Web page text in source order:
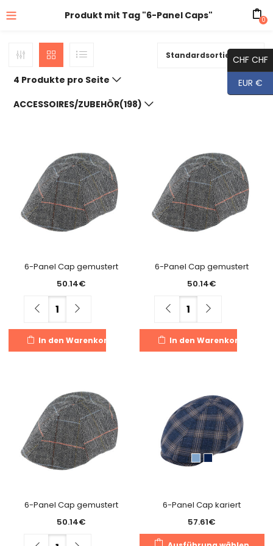
Produkt mit Tag "6-Panel Caps" 0
Standardsortierung
4 Produkte pro Seite
ACCESSOIRES/ZUBEHÖR(198)
6-Panel Cap gemustert
50.14€
Menge
In den Warenkorb
6-Panel Cap gemustert
50.14€
Menge
In den Warenkorb
6-Panel Cap gemustert
50.14€
Menge
6-Panel Cap kariert
57.61€
CHF CHF
EUR €